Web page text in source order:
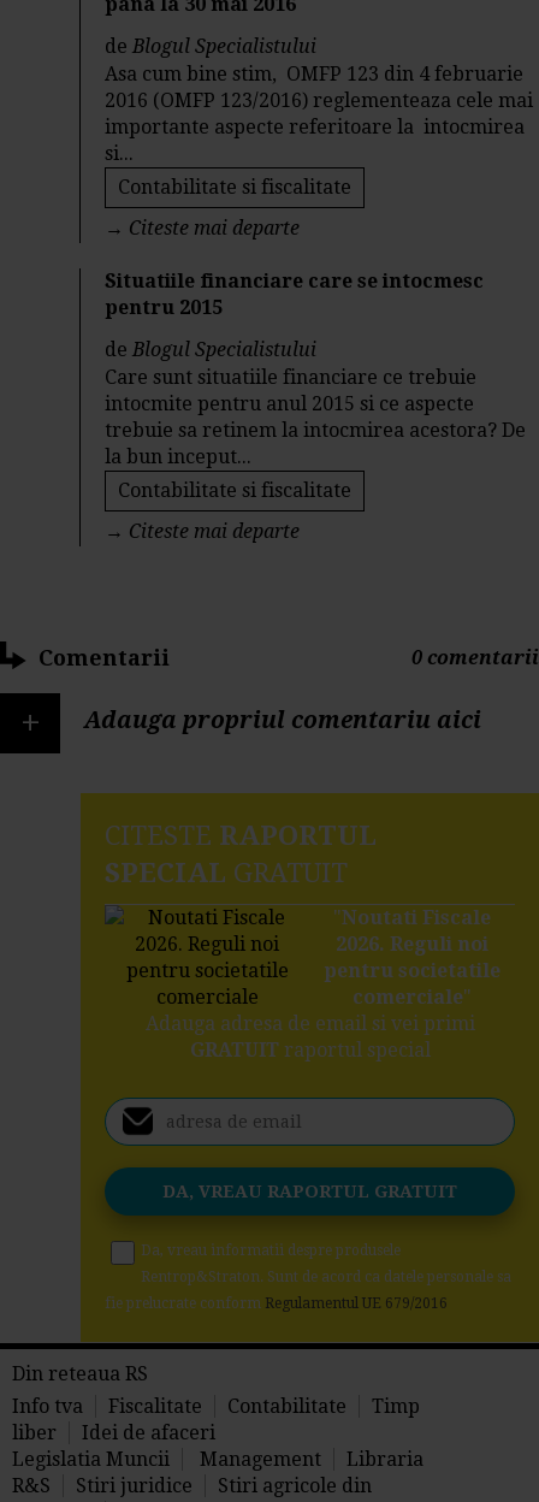
deBlogul Specialistului
Asa cum bine stim, OMFP 123 din 4 februarie
2016 (OMFP 123/2016) reglementeaza cele mai
importante aspecte referitoare la intocmirea
si...
Contabilitate si fiscalitate
→ Citeste mai departe
Situatiile financiare care se intocmesc
pentru 2015
deBlogul Specialistului
Care sunt situatiile financiare ce trebuie
intocmite pentru anul 2015 si ce aspecte
trebuie sa retinem la intocmirea acestora? De
la bun inceput...
Contabilitate si fiscalitate
→ Citeste mai departe
Comentarii 0 comentarii
+ Adauga propriul comentariu aici
CITESTE RAPORTUL
SPECIAL GRATUIT
"Noutati Fiscale
2026. Reguli noi
pentru societatile
comerciale"
Adauga adresa de email si vei primi
GRATUITraportul special
Da, vreau informatii despre produsele
Rentrop&Straton. Sunt de acord ca datele personale sa
fie prelucrate conform Regulamentul UE 679/2016
Din reteaua RS
Info tva
Fiscalitate Contabilitate
Timp
liber
Idei de afaceri
Legislatia Muncii
Management
Libraria
R&S
Stiri juridice
Stiri agricole din